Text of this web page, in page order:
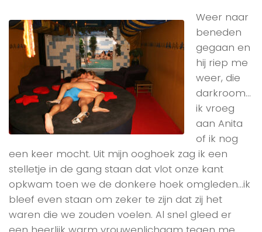
Weer naar
beneden
gegaan en
hij riep me
weer, die
darkroom…
ik vroeg
aan Anita
of ik nog
een keer mocht. Uit mijn ooghoek zag ik een
stelletje in de gang staan dat vlot onze kant
opkwam toen we de donkere hoek omgleden…ik
bleef even staan om zeker te zijn dat zij het
waren die we zouden voelen. Al snel gleed er